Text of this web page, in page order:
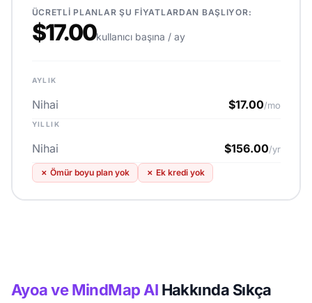
ÜCRETLI PLANLAR ŞU FIYATLARDAN BAŞLIYOR:
$17.00kullanıcı başına / ay
AYLIK
Nihai $17.00/mo
YILLIK
Nihai $156.00/yr
✗ Ömür boyu plan yok ✗ Ek kredi yok
Ayoa ve MindMap AI Hakkında Sıkça